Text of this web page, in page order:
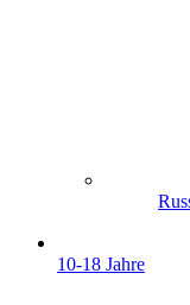
10-18 Jahre